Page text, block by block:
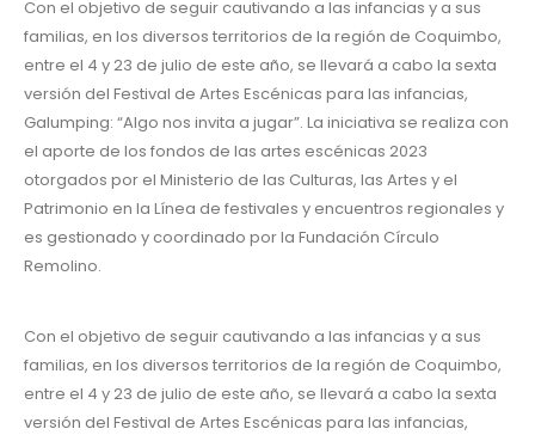
Con el objetivo de seguir cautivando a las infancias y a sus
familias, en los diversos territorios de la región de Coquimbo,
entre el 4 y 23 de julio de este año, se llevará a cabo la sexta
versión del Festival de Artes Escénicas para las infancias,
Galumping: “Algo nos invita a jugar”. La iniciativa se realiza con
el aporte de los fondos de las artes escénicas 2023
otorgados por el Ministerio de las Culturas, las Artes y el
Patrimonio en la Línea de festivales y encuentros regionales y
es gestionado y coordinado por la Fundación Círculo
Remolino.
Con el objetivo de seguir cautivando a las infancias y a sus
familias, en los diversos territorios de la región de Coquimbo,
entre el 4 y 23 de julio de este año, se llevará a cabo la sexta
versión del Festival de Artes Escénicas para las infancias,